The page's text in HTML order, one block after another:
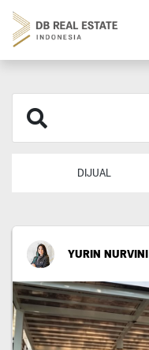
DIJUAL
YURIN NURVINI